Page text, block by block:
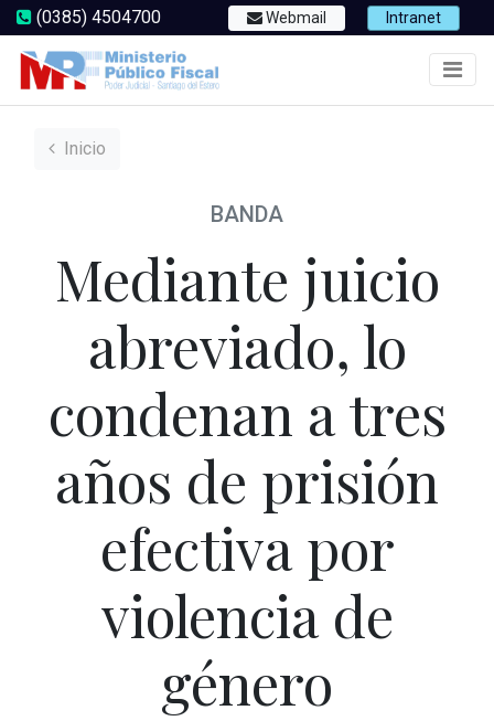
(0385) 4504700 Webmail Intranet
Inicio
BANDA
Mediante juicio
abreviado, lo
condenan a tres
años de prisión
efectiva por
violencia de
género